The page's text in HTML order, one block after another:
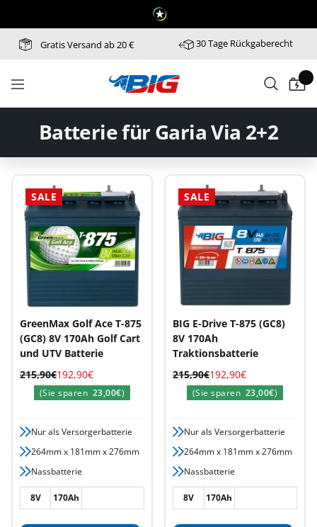
Inhalt
Gratis Versand ab 20 € 30 Tage Rückgaberecht
Navigation
Batterie-
Batterie für Garia Via 2+2
SALE
GreenMax Golf Ace T-875
(GC8) 8V 170Ah Golf Cart
und UTV Batterie
Angebotspreis
192,90€
Regulärer
Preis
215,90€
(Sie sparen 23,00€)
Nur als Versorgerbatterie
264mm x 181mm x 276mm
Nassbatterie
8V 170Ah
SALE
BIG E-Drive T-875 (GC8)
8V 170Ah
Traktionsbatterie
Angebotspreis
192,90€
Regulärer
Preis
215,90€
(Sie sparen 23,00€)
Nur als Versorgerbatterie
264mm x 181mm x 276mm
Nassbatterie
8V 170Ah